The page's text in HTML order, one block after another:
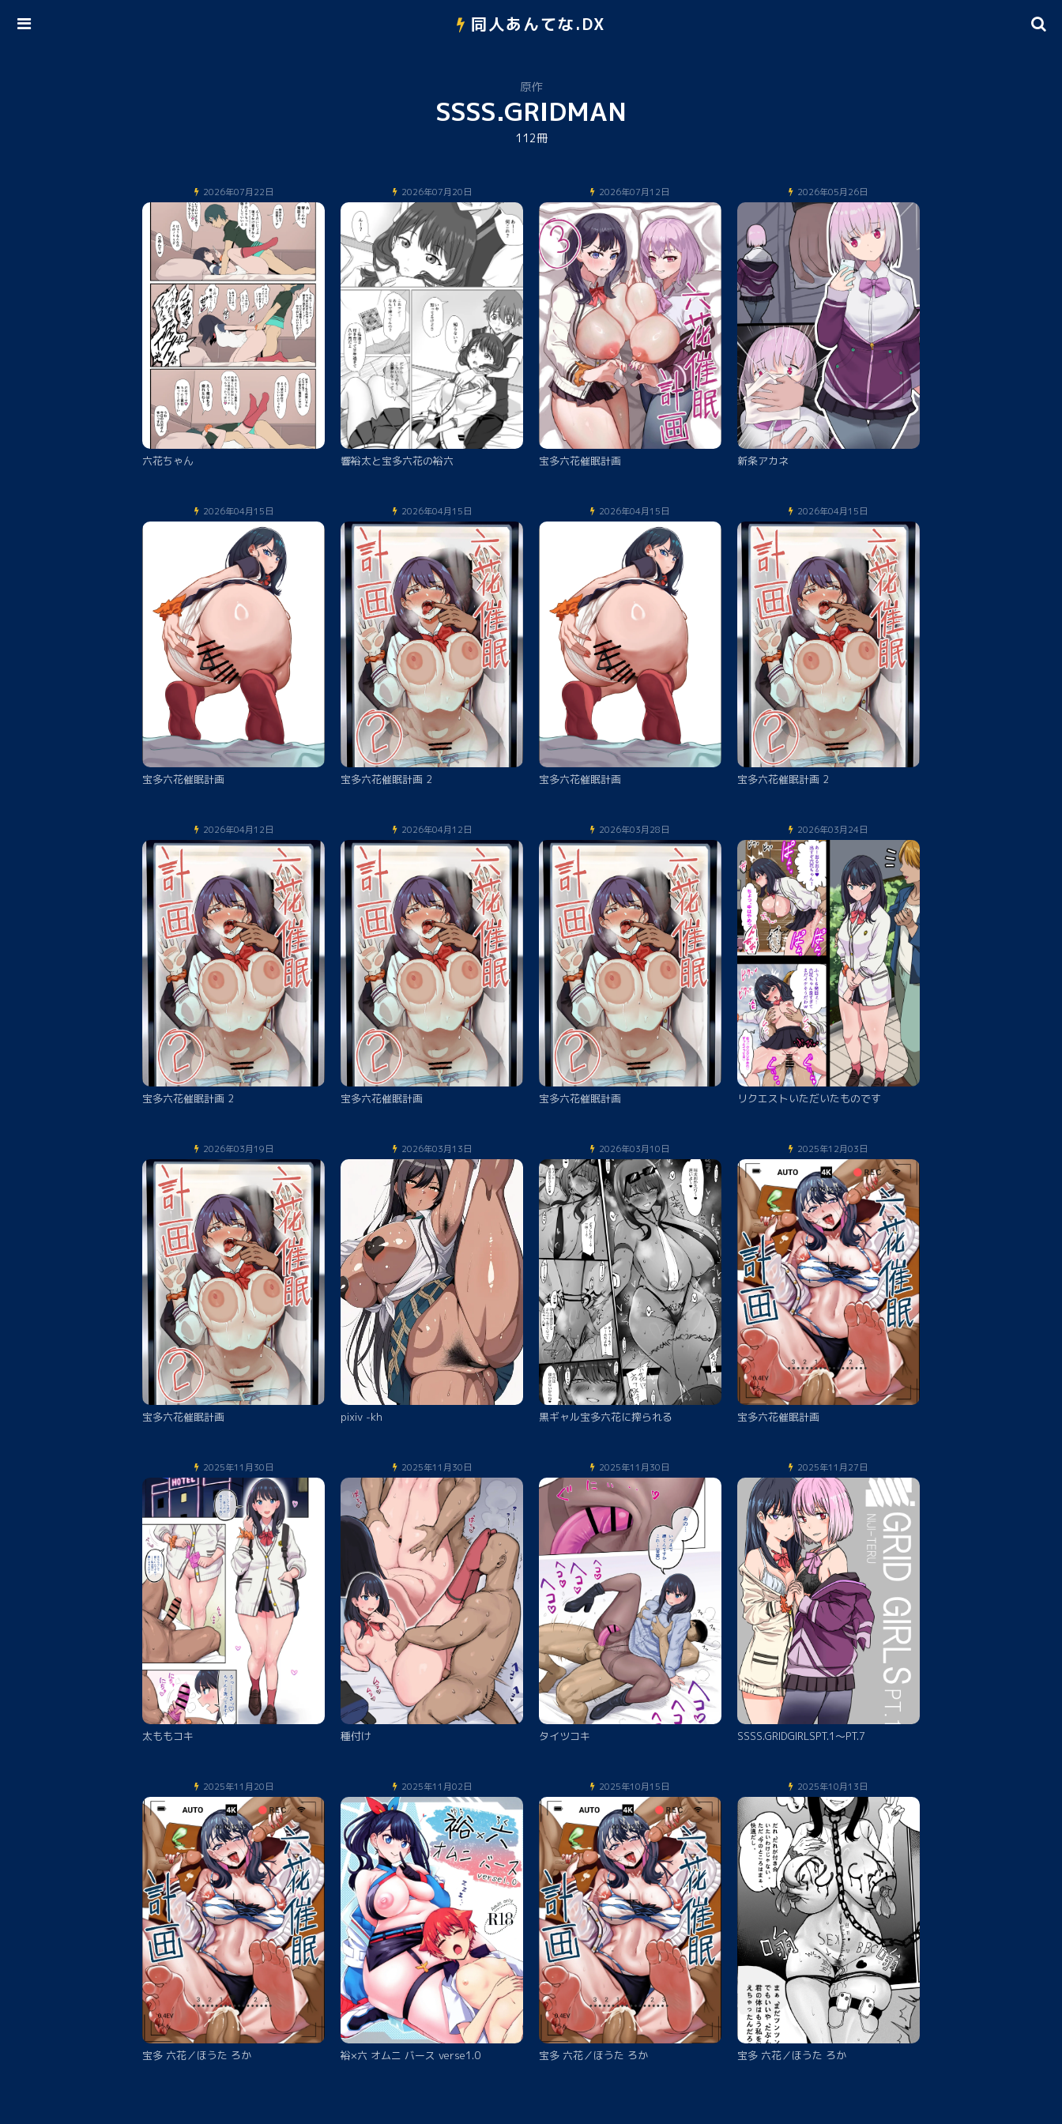
同人あんてな.DX
原作
SSSS.GRIDMAN
112冊
2026年07月22日
六花ちゃん
2026年07月20日
響裕太と宝多六花の裕六
2026年07月12日
宝多六花催眠計画
2026年05月26日
新条アカネ
2026年04月15日
宝多六花催眠計画
2026年04月15日
宝多六花催眠計画 2
2026年04月15日
宝多六花催眠計画
2026年04月15日
宝多六花催眠計画 2
2026年04月12日
宝多六花催眠計画 2
2026年04月12日
宝多六花催眠計画
2026年03月28日
宝多六花催眠計画
2026年03月24日
リクエストいただいたものです
2026年03月19日
宝多六花催眠計画
2026年03月13日
pixiv -kh
2026年03月10日
黒ギャル宝多六花に搾られる
2025年12月03日
宝多六花催眠計画
2025年11月30日
太ももコキ
2025年11月30日
種付け
2025年11月30日
タイツコキ
2025年11月27日
SSSS.GRIDGIRLSPT.1～PT.7
2025年11月20日
宝多 六花／ほうた ろか
2025年11月02日
裕×六 オムニ バース verse1.0
2025年10月15日
宝多 六花／ほうた ろか
2025年10月13日
宝多 六花／ほうた ろか